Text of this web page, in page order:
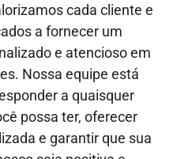
cada cliente e
a fornecer um
e atencioso em
Nossa equipe está
a quaisquer
possa ter, oferecer
e garantir que sua